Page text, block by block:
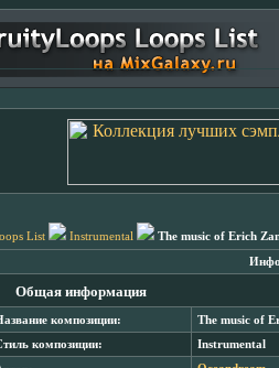
List Instrumental The music of Erich
Общая информация
композиции: The music of
композиции: Instrumental